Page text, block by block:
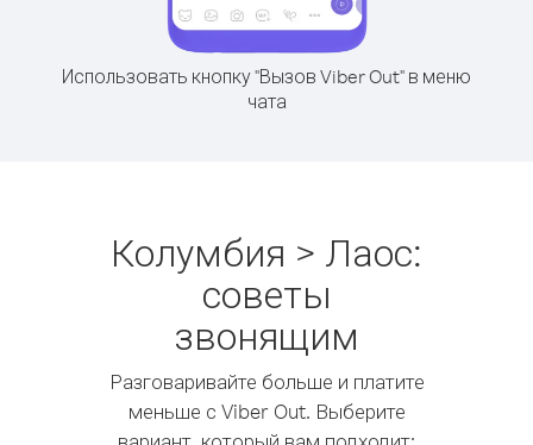
Использовать кнопку "Вызов Viber Out" в меню
чата
Колумбия > Лаос:
советы
звонящим
Разговаривайте больше и платите
меньше с Viber Out. Выберите